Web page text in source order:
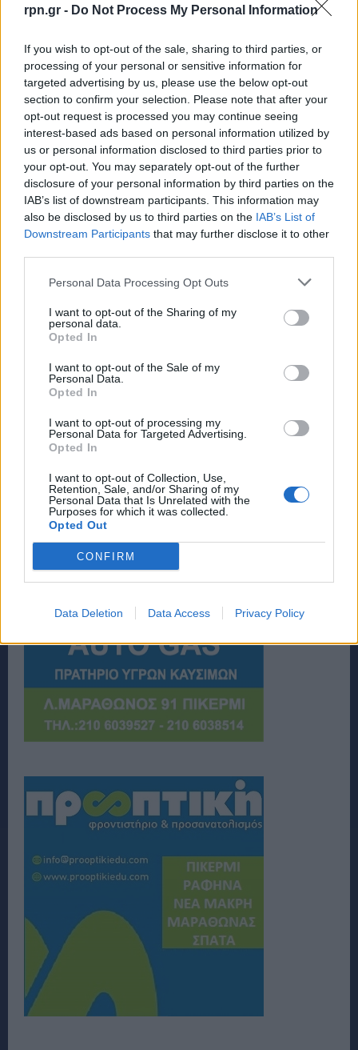
rpn.gr - Do Not Process My Personal Information
If you wish to opt-out of the sale, sharing to third parties, or
processing of your personal or sensitive information for
targeted advertising by us, please use the below opt-out
section to confirm your selection. Please note that after your
opt-out request is processed you may continue seeing
interest-based ads based on personal information utilized by
us or personal information disclosed to third parties prior to
your opt-out. You may separately opt-out of the further
disclosure of your personal information by third parties on the
IAB’s list of downstream participants. This information may
also be disclosed by us to third parties on the IAB’s List of
Downstream Participants that may further disclose it to other
Personal Data Processing Opt Outs
I want to opt-out of the Sharing of my
personal data.
Opted In
I want to opt-out of the Sale of my
Personal Data.
Opted In
I want to opt-out of processing my
Personal Data for Targeted Advertising.
Opted In
I want to opt-out of Collection, Use,
Retention, Sale, and/or Sharing of my
Personal Data that Is Unrelated with the
Purposes for which it was collected.
Opted Out
CONFIRM
Data Deletion Data Access Privacy Policy